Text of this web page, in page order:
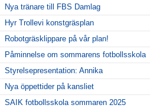
Elljusspår
Bildgalleri
Stödmedlem
Nya tränare till FBS Damlag
Hyr Trollevi konstgräsplan
Robotgräsklippare på vår plan!
Påminnelse om sommarens fotbollsskola
Styrelsepresentation: Annika
Nya öppettider på kansliet
SAIK fotbollsskola sommaren 2025